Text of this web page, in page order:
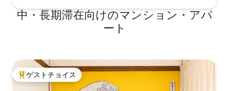
中・長期滞在向けのマンション・アパ
ート
大好評のゲストチョイスです。
ゲストチョイス